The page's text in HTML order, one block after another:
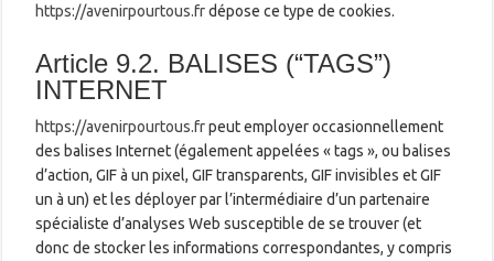
https://avenirpourtous.frdépose ce type de cookies.
Article 9.2. BALISES (“TAGS”)
INTERNET
https://avenirpourtous.frpeut employer occasionnellement
des balises Internet (également appelées « tags », ou balises
d’action, GIF à un pixel, GIF transparents, GIF invisibles et GIF
un à un) et les déployer par l’intermédiaire d’un partenaire
spécialiste d’analyses Web susceptible de se trouver (et
donc de stocker les informations correspondantes, y compris